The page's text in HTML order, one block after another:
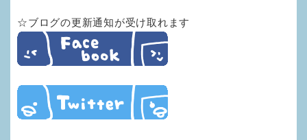
☆ブログの更新通知が受け取れます